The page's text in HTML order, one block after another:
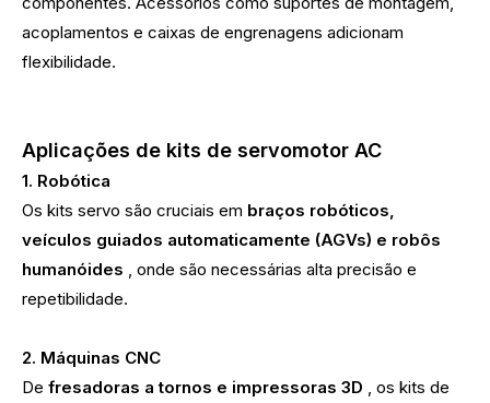
acoplamentos e caixas de engrenagens adicionam
flexibilidade.
Aplicações de kits de servomotor AC
1. Robótica
Os kits servo são cruciais em braços robóticos,
veículos guiados automaticamente (AGVs) e robôs
humanóides , onde são necessárias alta precisão e
repetibilidade.
2. Máquinas CNC
De fresadoras a tornos e impressoras 3D , os kits de